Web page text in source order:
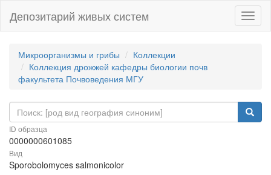
Депозитарий живых систем
Микроорганизмы и грибы
Коллекции
Коллекция дрожжей кафедры биологии почв
факультета Почвоведения МГУ
ID образца
0000000601085
Вид
Sporobolomyces salmonicolor